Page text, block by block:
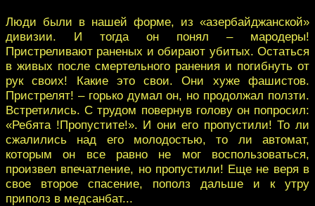
Люди были в нашей форме, из «азербайджанской»
дивизии. И тогда он понял – мародеры!
Пристреливают раненых и обирают убитых. Остаться
в живых после смертельного ранения и погибнуть от
рук своих! Какие это свои. Они хуже фашистов.
Пристрелят! – горько думал он, но продолжал ползти.
Встретились. С трудом повернув голову он попросил:
«Ребята !Пропустите!». И они его пропустили! То ли
сжалились над его молодостью, то ли автомат,
которым он все равно не мог воспользоваться,
произвел впечатление, но пропустили! Еще не веря в
свое второе спасение, пополз дальше и к утру
приполз в медсанбат...